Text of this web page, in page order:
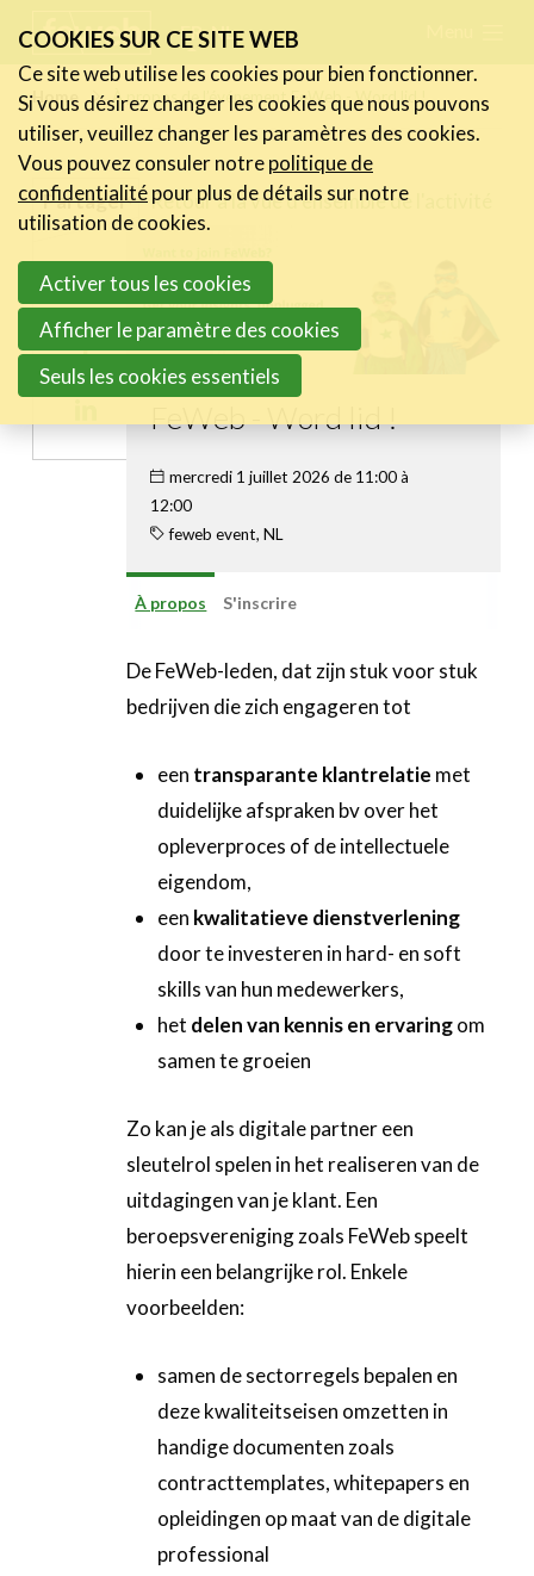
links
Jump
to
navigation
Jump
main
content
FR NL
Home À propos de l’événement FeWeb - Word lid !
Partager
Share
on
Twitter
Share
on
Retour à la vue d'ensemble de l'activité
FeWeb - Word lid !
mercredi 1 juillet 2026 de 11:00 à
12:00
feweb event, NL
À propos S'inscrire
De FeWeb-leden, dat zijn stuk voor stuk
bedrijven die zich engageren tot
een transparante klantrelatie met
duidelijke afspraken bv over het
opleverproces of de intellectuele
eigendom,
een kwalitatieve dienstverlening
door te investeren in hard- en soft
skills van hun medewerkers,
het delen van kennis en ervaringom
samen te groeien
Zo kan je als digitale partner een
sleutelrol spelen in het realiseren van de
uitdagingen van je klant. Een
beroepsvereniging zoals FeWeb speelt
hierin een belangrijke rol. Enkele
voorbeelden:
samen de sectorregels bepalen en
deze kwaliteitseisen omzetten in
handige documenten zoals
contracttemplates, whitepapers en
opleidingen op maat van de digitale
professional
Actualités
Activités
Cases Gallery
Le Toolbox
Annuaire prestataires
A propos
COOKIES SUR CE SITE WEB
Ce site web utilise les cookies pour bien fonctionner.
Si vous désirez changer les cookies que nous pouvons
utiliser, veuillez changer les paramètres des cookies.
Vous pouvez consuler notrepolitique de
confidentialitépour plus de détails sur notre
utilisation de cookies.
Activer tous les cookies
Afficher le paramètre des cookies
Seuls les cookies essentiels